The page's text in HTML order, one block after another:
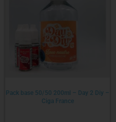
Pack base 50/50 200ml – Day 2 Diy –
Ciga France